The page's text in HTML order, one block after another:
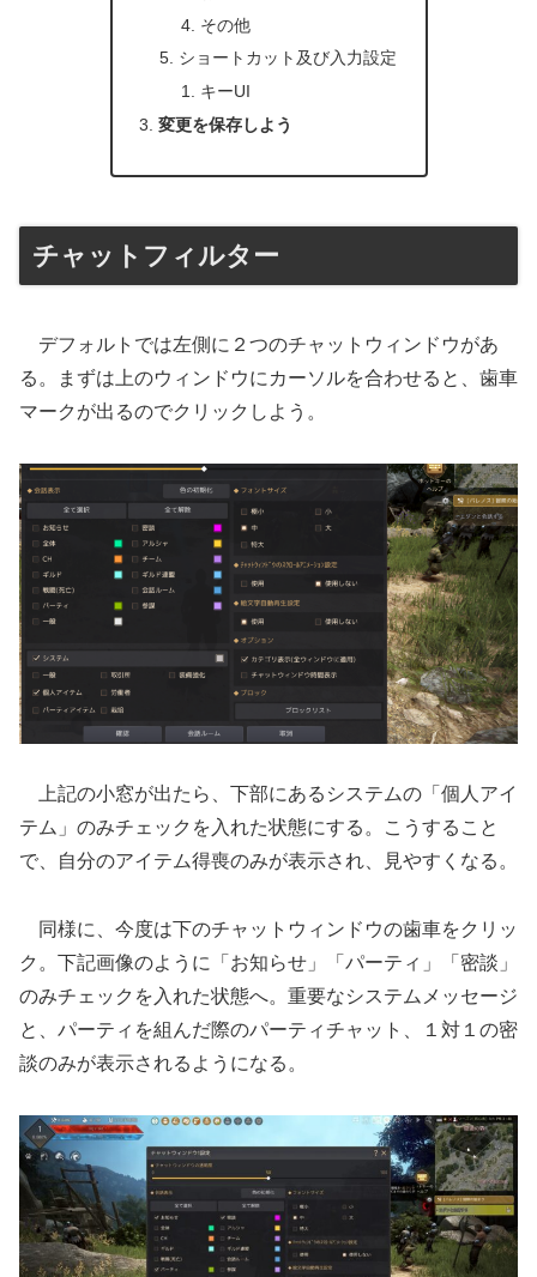
その他
ショートカット及び入力設定
キーUI
変更を保存しよう
チャットフィルター
デフォルトでは左側に２つのチャットウィンドウがあ
る。まずは上のウィンドウにカーソルを合わせると、歯車
マークが出るのでクリックしよう。
上記の小窓が出たら、下部にあるシステムの「個人アイ
テム」のみチェックを入れた状態にする。こうすること
で、自分のアイテム得喪のみが表示され、見やすくなる。
同様に、今度は下のチャットウィンドウの歯車をクリッ
ク。下記画像のように「お知らせ」「パーティ」「密談」
のみチェックを入れた状態へ。重要なシステムメッセージ
と、パーティを組んだ際のパーティチャット、１対１の密
談のみが表示されるようになる。